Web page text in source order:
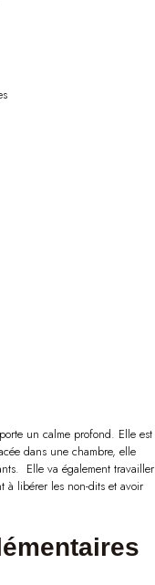
un calme profond. Elle est
dans une chambre, elle
Elle va également travailler
à libérer les non-dits et avoir